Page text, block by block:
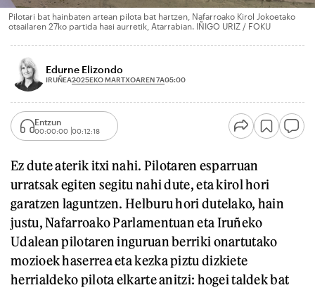
Pilotari bat hainbaten artean pilota bat hartzen, Nafarroako Kirol Jokoetako
otsailaren 27ko partida hasi aurretik, Atarrabian. IÑIGO URIZ / FOKU
Edurne Elizondo
IRUÑEA2025EKO MARTXOAREN 7A05:00
Entzun
00:00:00 00:12:18
Ez dute aterik itxi nahi. Pilotaren esparruan
urratsak egiten segitu nahi dute, eta kirol hori
garatzen laguntzen. Helburu hori dutelako, hain
justu, Nafarroako Parlamentuan eta Iruñeko
Udalean pilotaren inguruan berriki onartutako
mozioek haserrea eta kezka piztu dizkiete
herrialdeko pilota elkarte anitzi: hogei taldek bat